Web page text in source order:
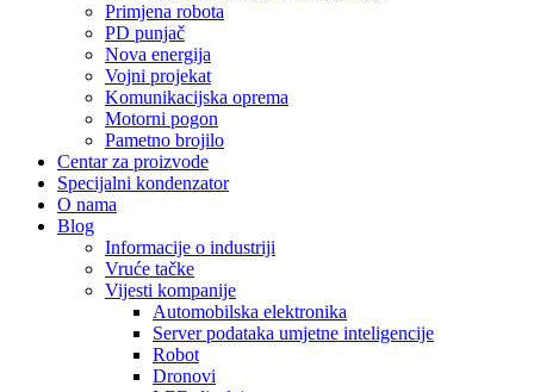
Primjena robota
PD punjač
Nova energija
Vojni projekat
Komunikacijska oprema
Motorni pogon
Pametno brojilo
Centar za proizvode
Specijalni kondenzator
O nama
Blog
Informacije o industriji
Vruće tačke
Vijesti kompanije
Automobilska elektronika
Server podataka umjetne inteligencije
Robot
Dronovi